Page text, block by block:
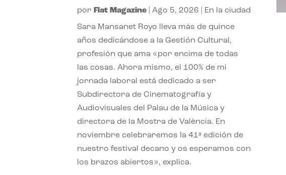
por Flat Magazine |Ago 5, 2026 En la ciudad
Sara Mansanet Royo lleva más de quince
años dedicándose a la Gestión Cultural,
profesión que ama «por encima de todas
las cosas. Ahora mismo, el 100% de mi
jornada laboral está dedicado a ser
Subdirectora de Cinematografía y
Audiovisuales del Palau de la Música y
directora de la Mostra de València. En
noviembre celebraremos la 41ª edición de
nuestro festival decano y os esperamos con
los brazos abiertos», explica.